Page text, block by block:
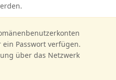
Passwort verfügen.
über das Netzwerk